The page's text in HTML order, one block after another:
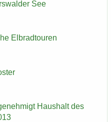
See
El­brad­tou­ren
Haus­halt des